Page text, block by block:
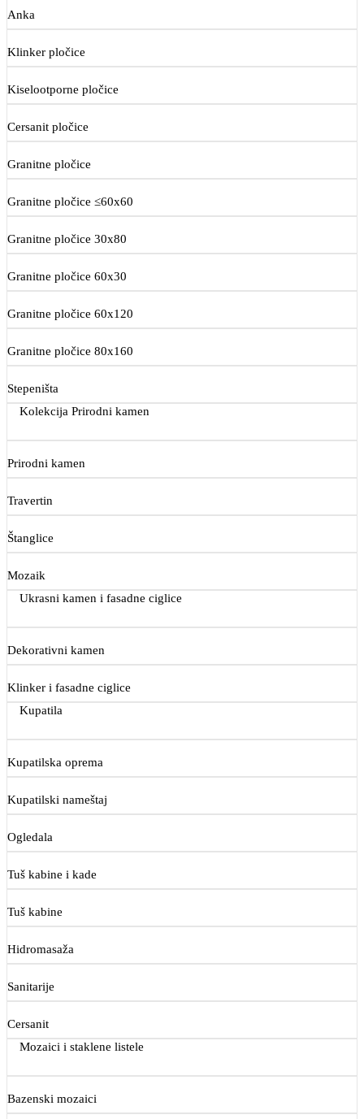
Anka
Klinker pločice
Kiselootporne pločice
Cersanit pločice
Granitne pločice
Granitne pločice ≤60x60
Granitne pločice 30x80
Granitne pločice 60x30
Granitne pločice 60x120
Granitne pločice 80x160
Stepeništa
Kolekcija Prirodni kamen
Prirodni kamen
Travertin
Štanglice
Mozaik
Ukrasni kamen i fasadne ciglice
Dekorativni kamen
Klinker i fasadne ciglice
Kupatila
Kupatilska oprema
Kupatilski nameštaj
Ogledala
Tuš kabine i kade
Tuš kabine
Hidromasaža
Sanitarije
Cersanit
Mozaici i staklene listele
Bazenski mozaici